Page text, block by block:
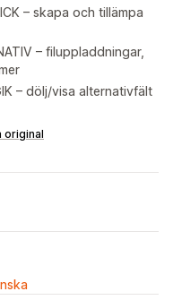
– skapa och tillämpa
– filuppladdningar,
– dölj/visa alternativfält
original